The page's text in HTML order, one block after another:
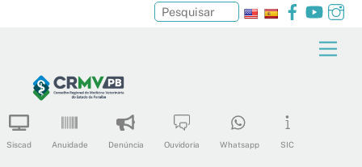
content
Facebook
Siscad Anuidade Denúncia Ouvidoria Whatsapp SIC
Pesquisar